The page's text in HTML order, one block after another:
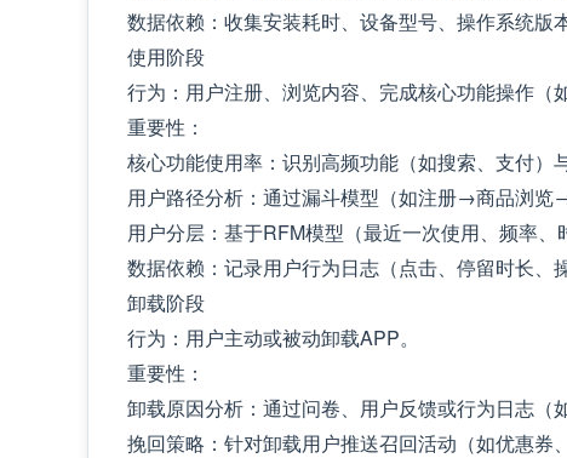
数据依赖：收集安装耗时、设备型号、操作系统版
使用阶段
行为：用户注册、浏览内容、完成核心功能操作（
重要性：
核心功能使用率：识别高频功能（如搜索、支付）
用户路径分析：通过漏斗模型（如注册→商品浏览
用户分层：基于RFM模型（最近一次使用、频率、
数据依赖：记录用户行为日志（点击、停留时长、
卸载阶段
行为：用户主动或被动卸载APP。
重要性：
卸载原因分析：通过问卷、用户反馈或行为日志（
挽回策略：针对卸载用户推送召回活动（如优惠券